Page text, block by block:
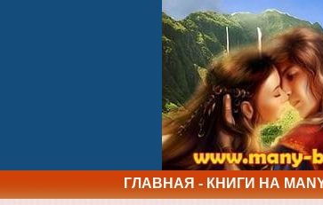
ГЛАВНАЯ - КНИГИ НА